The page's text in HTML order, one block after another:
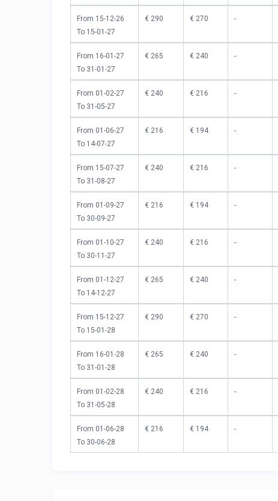
From 15-12-26
To 15-01-27
€ 290 € 270 -
From 16-01-27
To 31-01-27
€ 265 € 240 -
From 01-02-27
To 31-05-27
€ 240 € 216 -
From 01-06-27
To 14-07-27
€ 216 € 194 -
From 15-07-27
To 31-08-27
€ 240 € 216 -
From 01-09-27
To 30-09-27
€ 216 € 194 -
From 01-10-27
To 30-11-27
€ 240 € 216 -
From 01-12-27
To 14-12-27
€ 265 € 240 -
From 15-12-27
To 15-01-28
€ 290 € 270 -
From 16-01-28
To 31-01-28
€ 265 € 240 -
From 01-02-28
To 31-05-28
€ 240 € 216 -
From 01-06-28
To 30-06-28
€ 216 € 194 -